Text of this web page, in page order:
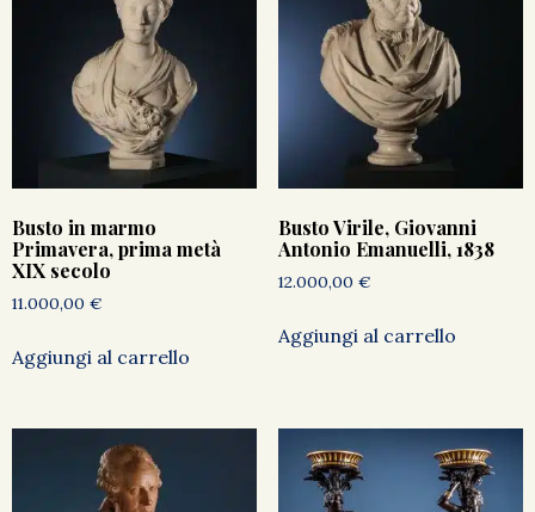
Busto in marmo
Primavera, prima metà
XIX secolo
11.000,00 €
Aggiungi al carrello
Busto Virile, Giovanni
Antonio Emanuelli, 1838
12.000,00 €
Aggiungi al carrello